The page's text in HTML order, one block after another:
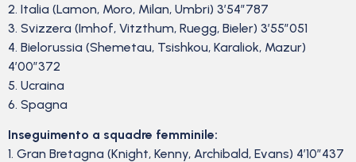
2. Italia (Lamon, Moro, Milan, Umbri) 3’54″787
3. Svizzera (Imhof, Vitzthum, Ruegg, Bieler) 3’55″051
4. Bielorussia (Shemetau, Tsishkou, Karaliok, Mazur)
4’00″372
5. Ucraina
6. Spagna
Inseguimento a squadre femminile:
1. Gran Bretagna (Knight, Kenny, Archibald, Evans) 4’10″437